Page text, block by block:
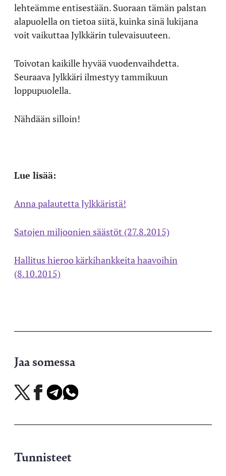
lehteämme entisestään. Suoraan tämän palstan
alapuolella on tietoa siitä, kuinka sinä lukijana
voit vaikuttaa Jylkkärin tulevaisuuteen.
Toivotan kaikille hyvää vuodenvaihdetta.
Seuraava Jylkkäri ilmestyy tammikuun
loppupuolella.
Nähdään silloin!
Lue lisää:
Anna palautetta Jylkkäristä!
Satojen miljoonien säästöt (27.8.2015)
Hallitus hieroo kärkihankkeita haavoihin
(8.10.2015)
Jaa somessa
Jaa
X-
Jaa
Facebookissa
Jaa
Telegramissa
Jaa
WhatsAppissa
Tunnisteet